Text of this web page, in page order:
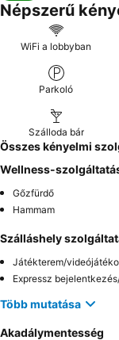
Népszerű
WiFi a lobbyban
Parkoló
Szálloda bár
Összes kényelmi
Wellness-
Gőzfürdő
Hammam
Szálláshely
Játékterem/
Több mutatása
Akadálymentesség